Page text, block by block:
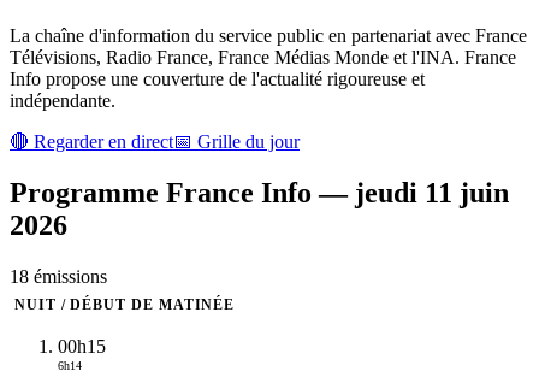
La chaîne d'information du service public en partenariat avec France
Télévisions, Radio France, France Médias Monde et l'INA. France
Info propose une couverture de l'actualité rigoureuse et
indépendante.
🔴 Regarder en direct📅 Grille du jour
Programme France Info — jeudi 11 juin
2026
18 émissions
NUIT / DÉBUT DE MATINÉE
00h15
6h14